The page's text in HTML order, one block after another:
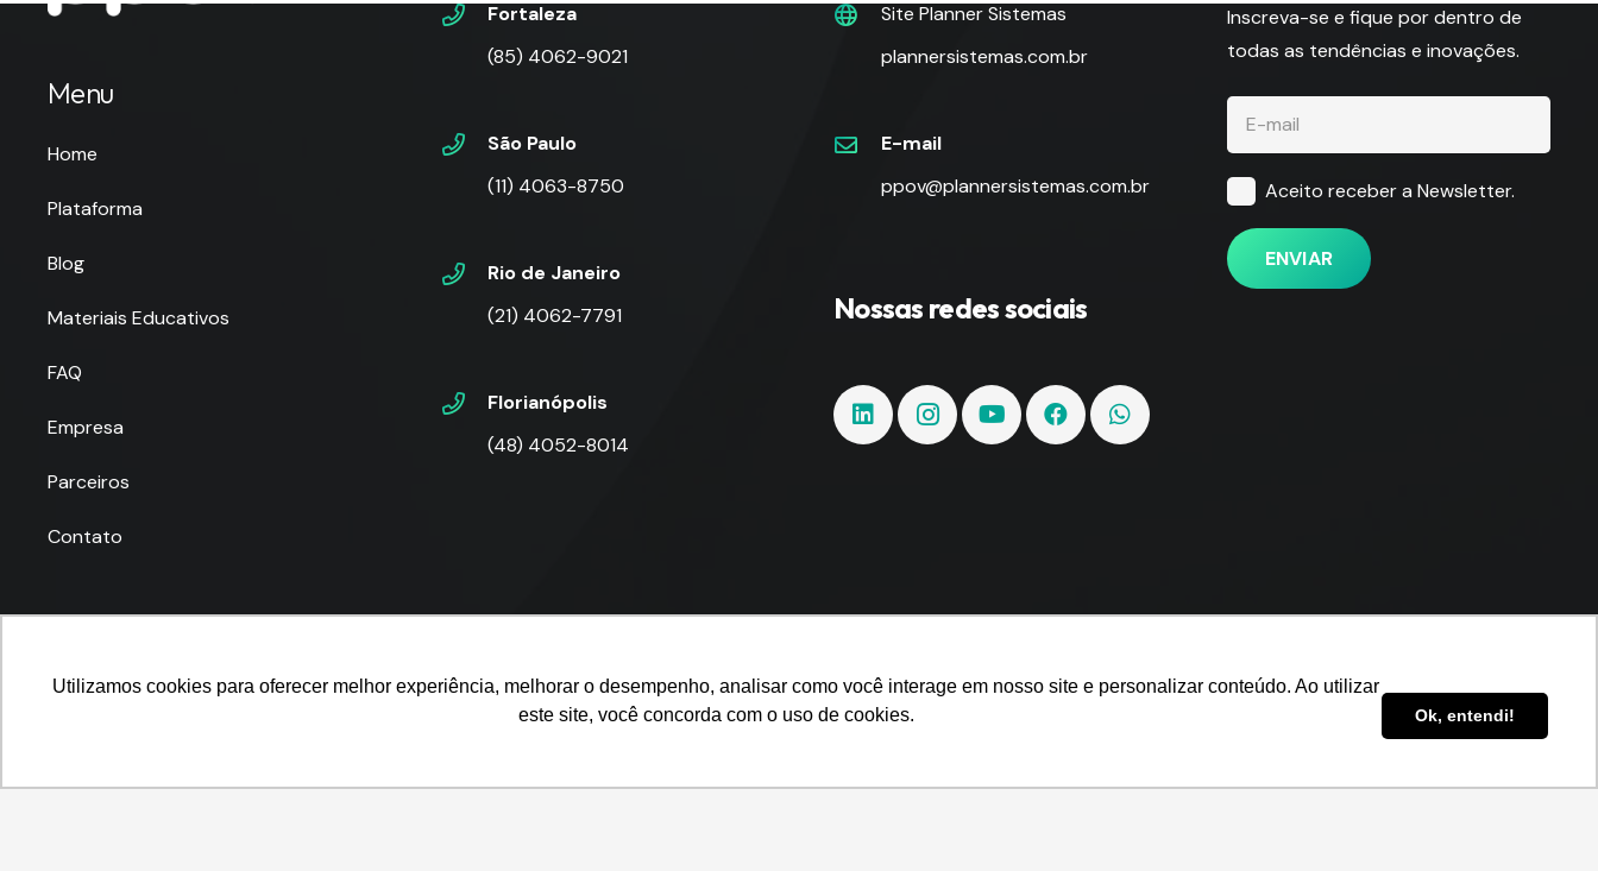
Utilizamos cookies para oferecer melhor experiência, melhorar o desempenho, analisar como você interage em nosso site e personalizar conteúdo. Ao utilizar
este site, você concorda com o uso de cookies.
Ok, entendi!
Menu
Home
Plataforma
Blog
Materiais Educativos
FAQ
Empresa
Parceiros
Contato
Fortaleza
(85) 4062-9021
São Paulo
(11) 4063-8750
Rio de Janeiro
(21) 4062-7791
Florianópolis
(48) 4052-8014
Site Planner Sistemas
plannersistemas.com.br
E-mail
ppov@plannersistemas.com.br
Nossas redes sociais
Inscreva-se e fique por dentro de
todas as tendências e inovações.
Aceito receber a Newsletter.
ENVIAR
Utilizamos cookies para oferecer melhor experiência, melhorar o desempenho, analisar como você interage em nosso site e personalizar conteúdo. Ao utilizar este site, você concorda com